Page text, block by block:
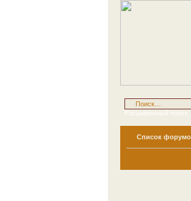
Расширенный поиск
Список